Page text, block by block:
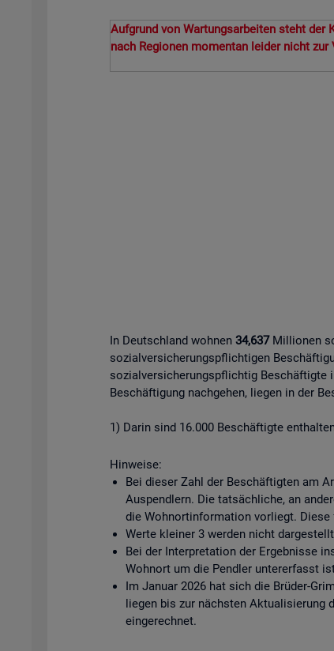
Aufgrund von Wartungsarbeiten steht der
nach Regionen momentan leider nicht zur
In Deutschland wohnen 34,637Millionen
sozialversicherungspflichtigen
sozialversicherungspflichtig Beschäftigte
Beschäftigung nachgehen, liegen in der
1) Darin sind 16.000 Beschäftigte
Hinweise:
Bei dieser Zahl der Beschäftigten am
Auspendlern. Die tatsächliche, an
die Wohnortinformation vorliegt.
Werte kleiner 3 werden nicht
Bei der Interpretation der Ergebnisse
Wohnort um die Pendler untererfasst
Im Januar 2026 hat sich die Brüder-
liegen bis zur nächsten Aktualisierung
eingerechnet.